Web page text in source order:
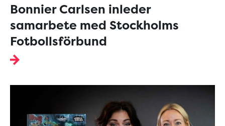
Bonnier Carlsen inleder
samarbete med Stockholms
Fotbollsförbund